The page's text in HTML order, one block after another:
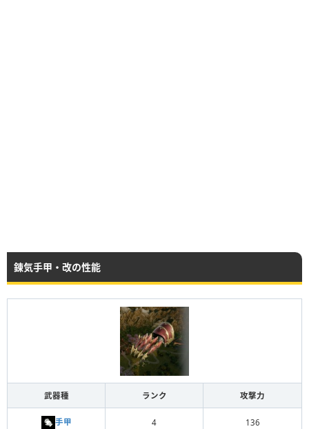
錬気手甲・改の性能
武器種 ランク 攻撃力
手甲 4 136